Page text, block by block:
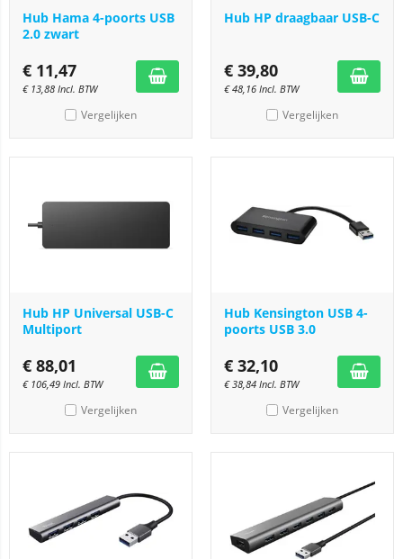
Hub Hama 4-poorts USB
2.0 zwart
€ 11,47
€ 13,88 Incl. BTW
Vergelijken
Hub HP draagbaar USB-C
€ 39,80
€48,16 Incl. BTW
Vergelijken
Hub HP Universal USB-C
Multiport
€ 88,01
€ 106,49 Incl. BTW
Vergelijken
Hub Kensington USB 4-
poorts USB 3.0
€ 32,10
€38,84 Incl. BTW
Vergelijken